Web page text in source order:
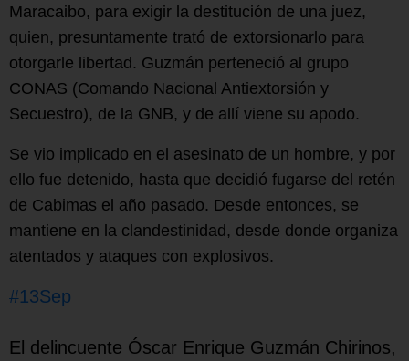
Maracaibo, para exigir la destitución de una juez,
quien, presuntamente trató de extorsionarlo para
otorgarle libertad. Guzmán perteneció al grupo
CONAS (Comando Nacional Antiextorsión y
Secuestro), de la GNB, y de allí viene su apodo.
Se vio implicado en el asesinato de un hombre, y por
ello fue detenido, hasta que decidió fugarse del retén
de Cabimas el año pasado. Desde entonces, se
mantiene en la clandestinidad, desde donde organiza
atentados y ataques con explosivos.
#13Sep
El delincuente Óscar Enrique Guzmán Chirinos,